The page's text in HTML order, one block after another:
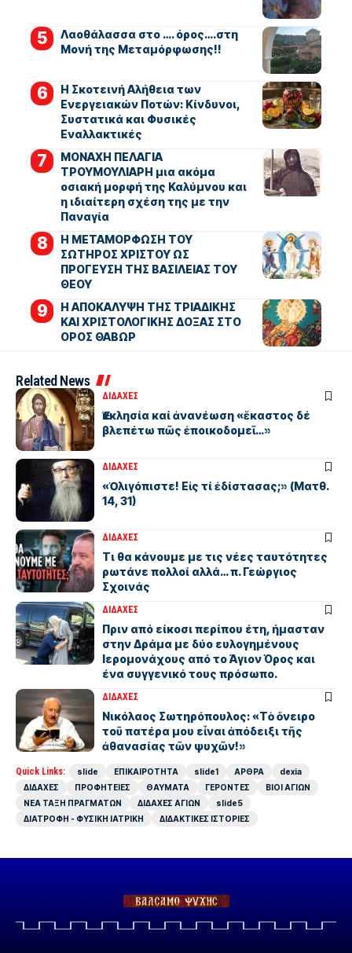
Λαοθάλασσα στο …. όρος….στη
Μονή της Μεταμόρφωσης!!
Η Σκοτεινή Αλήθεια των
Ενεργειακών Ποτών: Κίνδυνοι,
Συστατικά και Φυσικές
Εναλλακτικές
ΜΟΝΑΧΗ ΠΕΛΑΓΙΑ
ΤΡΟΥΜΟΥΛΙΑΡΗ μια ακόμα
οσιακή μορφή της Καλύμνου και
η ιδιαίτερη σχέση της με την
Παναγία
Η ΜΕΤΑΜΟΡΦΩΣΗ ΤΟΥ
ΣΩΤΗΡΟΣ ΧΡΙΣΤΟΥ ΩΣ
ΠΡΟΓΕΥΣΗ ΤΗΣ ΒΑΣΙΛΕΙΑΣ ΤΟΥ
ΘΕΟΥ
Η ΑΠΟΚΑΛΥΨΗ ΤΗΣ ΤΡΙΑΔΙΚΗΣ
ΚΑΙ ΧΡΙΣΤΟΛΟΓΙΚΗΣ ΔΟΞΑΣ ΣΤΟ
ΟΡΟΣ ΘΑΒΩΡ
Related News
ΔΙΔΑΧΕΣ
Ἐκκλησία καί ἀνανέωση «ἕκαστος δέ
βλεπέτω πῶς ἐποικοδομεῖ…»
ΔΙΔΑΧΕΣ
«Ὀλιγόπιστε! Εἰς τί ἐδίστασας;» (Ματθ.
14, 31)
ΔΙΔΑΧΕΣ
Τι θα κάνουμε με τις νέες ταυτότητες
ρωτάνε πολλοί αλλά… π. Γεώργιος
Σχοινάς
ΔΙΔΑΧΕΣ
Πριν από είκοσι περίπου έτη, ήμασταν
στην Δράμα με δύο ευλογημένους
Ιερομονάχους από το Άγιον Όρος και
ένα συγγενικό τους πρόσωπο.
ΔΙΔΑΧΕΣ
Νικόλαος Σωτηρόπουλος: «Τὸ ὄνειρο
τοῦ πατέρα μου εἶναι ἀπόδειξι τῆς
ἀθανασίας τῶν ψυχῶν!»
Quick Links: slide ΕΠΙΚΑΙΡΟΤΗΤΑ slide1 ΑΡΘΡΑ
dexia
ΔΙΔΑΧΕΣ
ΠΡΟΦΗΤΕΙΕΣ ΘΑΥΜΑΤΑ ΓΕΡΟΝΤΕΣ
ΒΙΟΙ ΑΓΙΩΝ
ΝΕΑ ΤΑΞΗ ΠΡΑΓΜΑΤΩΝ
ΔΙΔΑΧΕΣ ΑΓΙΩΝ
slide5
ΔΙΑΤΡΟΦΗ - ΦΥΣΙΚΗ ΙΑΤΡΙΚΗ
ΔΙΔΑΚΤΙΚΕΣ ΙΣΤΟΡΙΕΣ